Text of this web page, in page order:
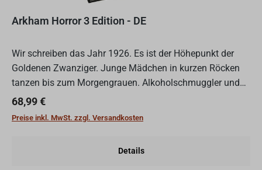
Arkham Horror 3 Edition - DE
Wir schreiben das Jahr 1926. Es ist der Höhepunkt der
Goldenen Zwanziger. Junge Mädchen in kurzen Röcken
tanzen bis zum Morgengrauen. Alkoholschmuggler und
Gangster beliefern verrauchte Flüsterkneipen, denn in den
Ver...
Regulärer Preis:
68,99 €
Preise inkl. MwSt. zzgl. Versandkosten
Details